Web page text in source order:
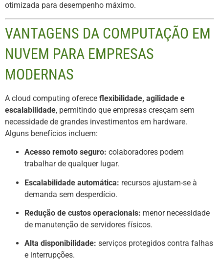
otimizada para desempenho máximo.
VANTAGENS DA COMPUTAÇÃO EM
NUVEM PARA EMPRESAS
MODERNAS
A cloud computing oferece flexibilidade, agilidade e
escalabilidade, permitindo que empresas cresçam sem
necessidade de grandes investimentos em hardware.
Alguns benefícios incluem:
Acesso remoto seguro: colaboradores podem
trabalhar de qualquer lugar.
Escalabilidade automática: recursos ajustam-se à
demanda sem desperdício.
Redução de custos operacionais: menor necessidade
de manutenção de servidores físicos.
Alta disponibilidade: serviços protegidos contra falhas
e interrupções.